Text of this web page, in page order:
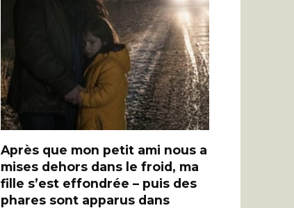
Après que mon petit ami nous a
mises dehors dans le froid, ma
fille s’est effondrée – puis des
phares sont apparus dans